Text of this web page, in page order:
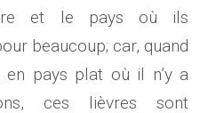
et le pays où ils
beaucoup; car, quand
en pays plat où il n’y a
ces lièvres sont